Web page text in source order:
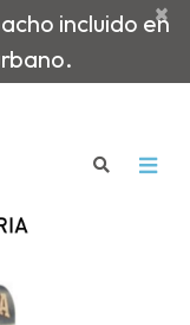
incluido en
×